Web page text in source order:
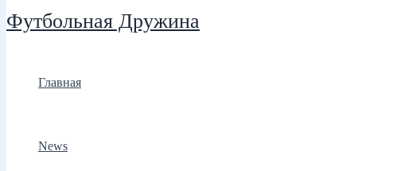
Футбольная Дружина
Главная
News